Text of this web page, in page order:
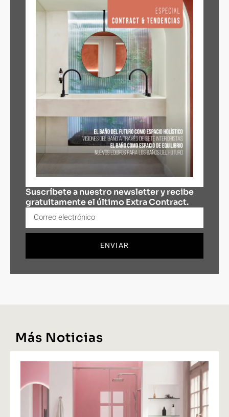
Suscríbete a nuestro newsletter y recibe
gratuitamente el último Extra Contract.
ENVIAR
Más Noticias